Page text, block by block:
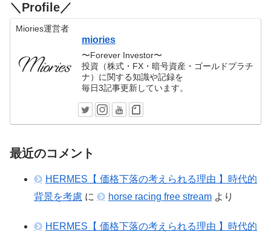
＼Profile／
Miories運営者
miories
〜Forever Investor〜
投資（株式・FX・暗号資産・ゴールドプラチ
ナ）に関する知識や記録を
毎日3記事更新しています。
最近のコメント
HERMES【 価格下落の考えられる理由 】時代的
背景を考慮 に horse racing free stream より
HERMES【 価格下落の考えられる理由 】時代的